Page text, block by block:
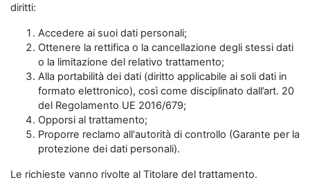
diritti:
Accedere ai suoi dati personali;
Ottenere la rettifica o la cancellazione degli stessi dati
o la limitazione del relativo trattamento;
Alla portabilità dei dati (diritto applicabile ai soli dati in
formato elettronico), così come disciplinato dall’art. 20
del Regolamento UE 2016/679;
Opporsi al trattamento;
Proporre reclamo all'autorità di controllo (Garante per la
protezione dei dati personali).
Le richieste vanno rivolte al Titolare del trattamento.